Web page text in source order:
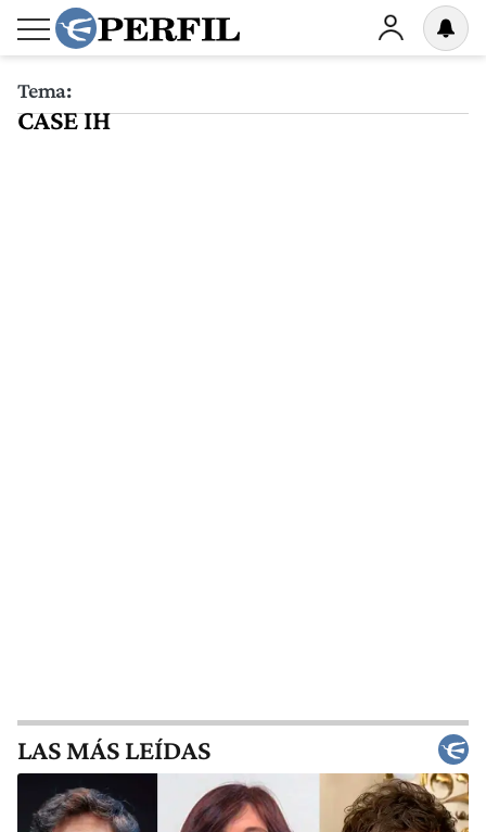
Tema:
CASE IH
LAS MÁS LEÍDAS